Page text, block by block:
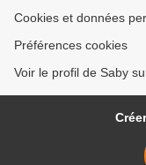
Cookies et données
Préférences cookies
Voir le profil de Saby